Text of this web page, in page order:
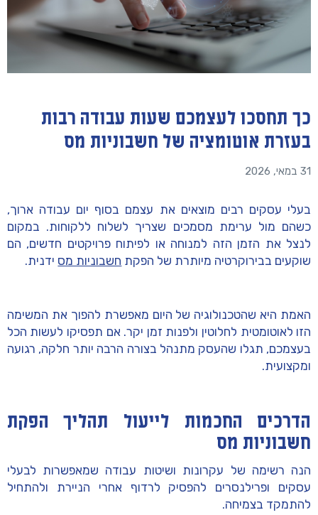
כך תחסכו לעצמכם שעות עבודה רבות
בעזרת אוטומציה של חשבוניות מס
31 במאי, 2026
בעלי עסקים רבים מוצאים את עצמם בסוף יום עבודה ארוך,
כשהם מול ערימת מסמכים שצריך לשלוח ללקוחות. במקום
לנצל את הזמן הזה למנוחה או לפיתוח פרויקטים חדשים, הם
שוקעים בבירוקרטיה מיותרת של הפקת חשבוניות מס ידנית.
האמת היא שהטכנולוגיה של היום מאפשרת להפוך את המשימה
הזו לאוטומטית לחלוטין ולפנות זמן יקר. אם תפסיקו לעשות הכל
בעצמכם, תגלו שהעסק מתנהל בצורה הרבה יותר חלקה, רגועה
ומקצועית.
הדרכים החכמות לייעול תהליך הפקת
חשבוניות מס
הנה רשימה של עקרונות ושיטות עבודה שמאפשרות לבעלי
עסקים ופרילנסרים להפסיק לרדוף אחרי הניירת ולהתחיל
להתמקד בצמיחה.